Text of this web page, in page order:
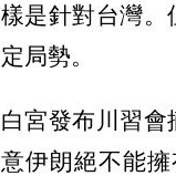
樣是針對台灣。
定局勢。
白宮發布川習會
意伊朗絕不能